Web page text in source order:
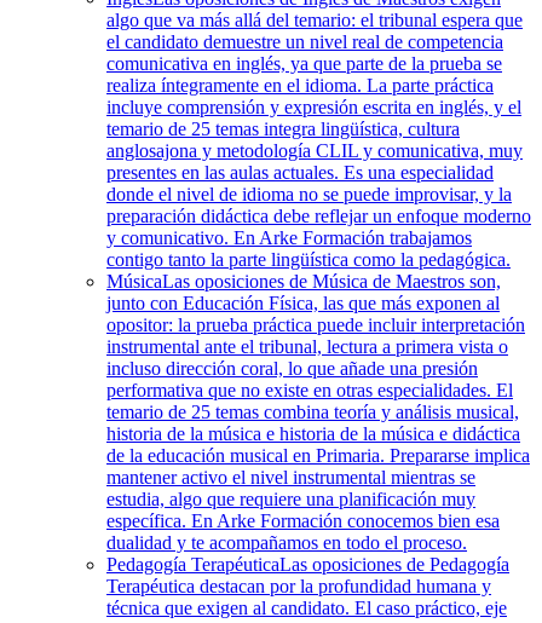
algo que va más allá del temario: el tribunal espera que
el candidato demuestre un nivel real de competencia
comunicativa en inglés, ya que parte de la prueba se
realiza íntegramente en el idioma. La parte práctica
incluye comprensión y expresión escrita en inglés, y el
temario de 25 temas integra lingüística, cultura
anglosajona y metodología CLIL y comunicativa, muy
presentes en las aulas actuales. Es una especialidad
donde el nivel de idioma no se puede improvisar, y la
preparación didáctica debe reflejar un enfoque moderno
y comunicativo. En Arke Formación trabajamos
contigo tanto la parte lingüística como la pedagógica.
MúsicaLas oposiciones de Música de Maestros son,
junto con Educación Física, las que más exponen al
opositor: la prueba práctica puede incluir interpretación
instrumental ante el tribunal, lectura a primera vista o
incluso dirección coral, lo que añade una presión
performativa que no existe en otras especialidades. El
temario de 25 temas combina teoría y análisis musical,
historia de la música e historia de la música e didáctica
de la educación musical en Primaria. Prepararse implica
mantener activo el nivel instrumental mientras se
estudia, algo que requiere una planificación muy
específica. En Arke Formación conocemos bien esa
dualidad y te acompañamos en todo el proceso.
Pedagogía TerapéuticaLas oposiciones de Pedagogía
Terapéutica destacan por la profundidad humana y
técnica que exigen al candidato. El caso práctico, eje